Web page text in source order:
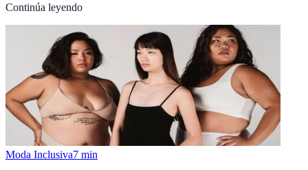
Continúa leyendo
Moda Inclusiva7 min